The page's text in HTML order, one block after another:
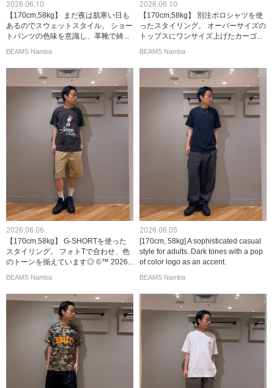
2026.06.10
【170cm,58kg】 まだ夜は肌寒い日も
あるのでスウェットスタイル。 ショー
トパンツの色味を意識し、革靴で綺...
BEAMS Namba
2026.06.10
【170cm,58kg】 別注ポロシャツを使
ったスタイリング。 オーバーサイズの
トップスにワンサイズ上げたカーゴ...
BEAMS Namba
2026.06.06
【170cm,58kg】 G-SHORTを使った
スタイリング。 フォトTで合わせ、色
のトーンを揃えています◎ ©™ 2026...
BEAMS Namba
2026.06.05
[170cm, 58kg] A sophisticated casual
style for adults. Dark tones with a pop
of color logo as an accent.
BEAMS Namba